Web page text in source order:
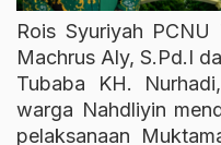
Rois Syuriyah
Machrus Aly, S.Pd.I
Tubaba KH.
warga Nahdliyin
pelaksanaan